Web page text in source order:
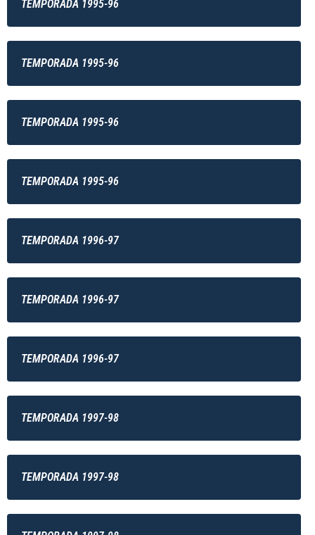
TEMPORADA 1995-96
TEMPORADA 1995-96
TEMPORADA 1995-96
TEMPORADA 1995-96
TEMPORADA 1996-97
TEMPORADA 1996-97
TEMPORADA 1996-97
TEMPORADA 1997-98
TEMPORADA 1997-98